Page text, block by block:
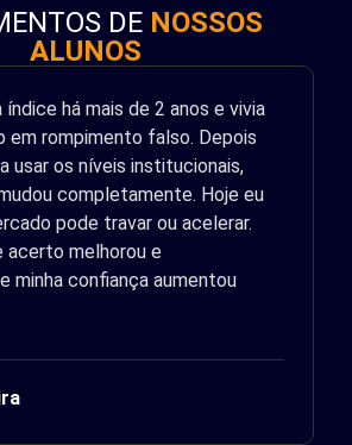
DE NOSSOS
ALUNOS
índice há mais de 2 anos e vivia
em rompimento falso. Depois
usar os níveis institucionais,
completamente. Hoje eu
pode travar ou acelerar.
acerto melhorou e
minha confiança aumentou